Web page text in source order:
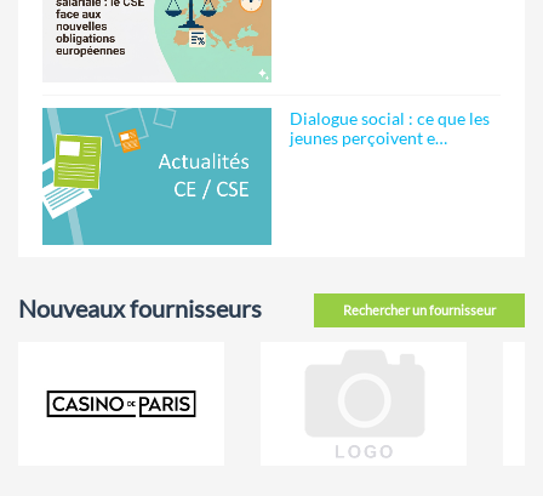
Dialogue social : ce que les
jeunes perçoivent e…
Rechercher un fournisseur
Nouveaux fournisseurs